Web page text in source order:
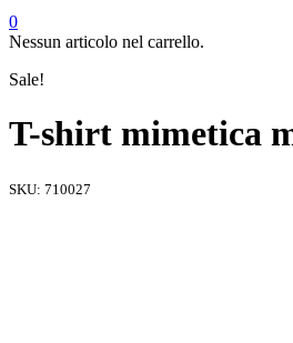
0
Nessun articolo nel carrello.
Sale!
T-shirt mimetica
SKU: 710027